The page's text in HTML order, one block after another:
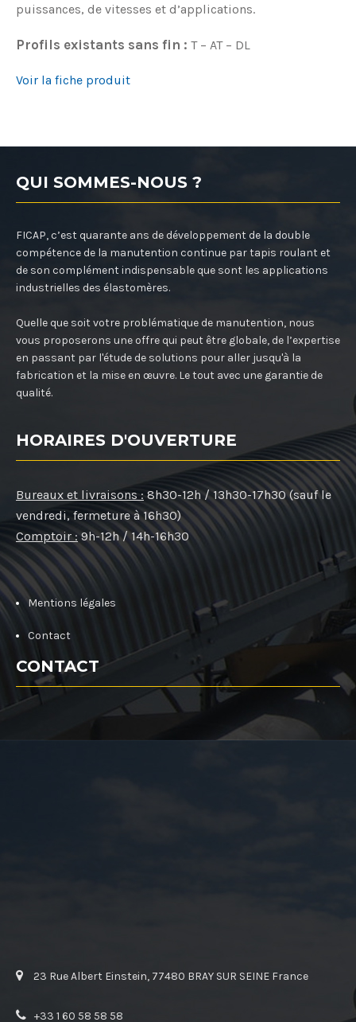
puissances, de vitesses et d’applications.
Profils existants sans fin : T – AT – DL
Voir la fiche produit
QUI SOMMES-NOUS ?
FICAP, c’est quarante ans de développement de la double
compétence de la manutention continue par tapis roulant et
de son complément indispensable que sont les applications
industrielles des élastomères.
Quelle que soit votre problématique de manutention, nous
vous proposerons une offre qui peut être globale, de l’expertise
en passant par l'étude de solutions pour aller jusqu'à la
fabrication et la mise en œuvre. Le tout avec une garantie de
qualité.
HORAIRES D'OUVERTURE
Bureaux et livraisons : 8h30-12h / 13h30-17h30 (sauf le
vendredi, fermeture à 16h30)
Comptoir : 9h-12h / 14h-16h30
Mentions légales
Contact
CONTACT
23 Rue Albert Einstein, 77480 BRAY SUR SEINE France
+33 1 60 58 58 58